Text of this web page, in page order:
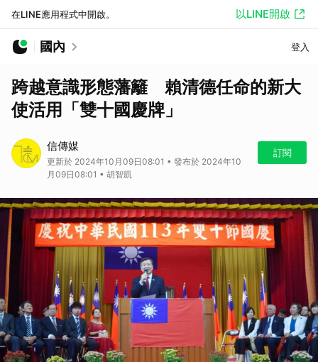
在LINE應用程式中開啟。 以LINE開啟
國內 登入
跨越意識形態藩籬 賴清德任命的新大
使活用「雙十國慶牌」
信傳媒
更新於 2024年10月09日08:01 • 發布於 2024年10
月09日08:01 • 胡智凱
訂閱